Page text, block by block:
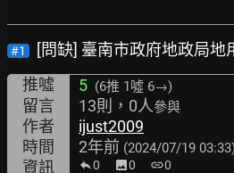
#1
[問缺] 臺南市政府地政局地
推噓
5 (6推 1噓 6→)
留言 13則，0人參與
作者
ijust2009
時間
2年前 (2024/07/19 03:33)
資訊 0 image0 link0